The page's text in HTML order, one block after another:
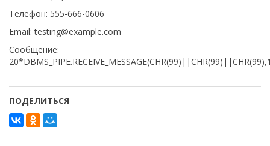
Телефон: 555-666-0606
Email: testing@example.com
Сообщение:
ПОДЕЛИТЬСЯ